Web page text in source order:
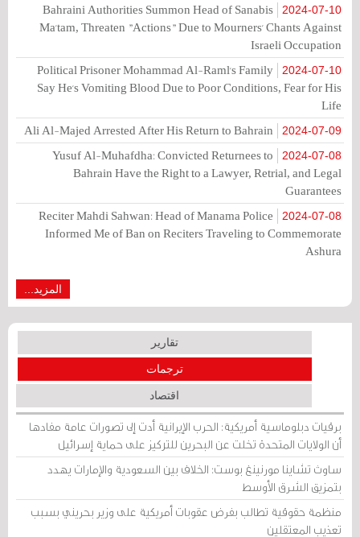
2024-07-10
Bahraini Authorities Summon Head of Sanabis
Ma'tam, Threaten "Actions" Due to Mourners' Chants Against
Israeli Occupation
2024-07-10
Political Prisoner Mohammad Al-Raml's Family
Say He's Vomiting Blood Due to Poor Conditions, Fear for His
Life
2024-07-09
Ali Al-Majed Arrested After His Return to Bahrain
2024-07-08
Yusuf Al-Muhafdha: Convicted Returnees to
Bahrain Have the Right to a Lawyer, Retrial, and Legal
Guarantees
2024-07-08
Reciter Mahdi Sahwan: Head of Manama Police
Informed Me of Ban on Reciters Traveling to Commemorate
Ashura
المزيد...
تقارير
ترجمات
اقتصاد
برقيات دبلوماسية أمريكية: الحرب الإيرانية أدت إلى تصورات عامة مفادها
أن الولايات المتحدة تخلت عن البحرين للتركيز على حماية إسرائيل
ساوث تشاينا مورنينغ بوست: الخلاف بين السعودية والإمارات يهدد
بتمزيق الشرق الأوسط
منظمة حقوقية تطالب بفرض عقوبات أمريكية على وزير بحريني بسبب
تعذيب المعتقلين